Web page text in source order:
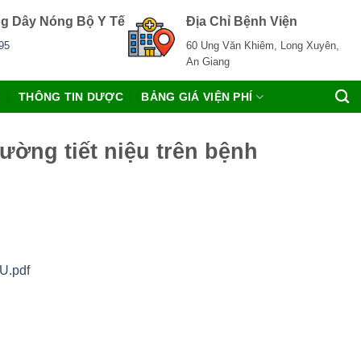
Dây Nóng Bộ Y Tế Địa Chỉ Bệnh Viện
60 Ung Văn Khiêm, Long Xuyên,
An Giang
THÔNG TIN DƯỢC BẢNG GIÁ VIỆN PHÍ
tiết niệu trên bệnh